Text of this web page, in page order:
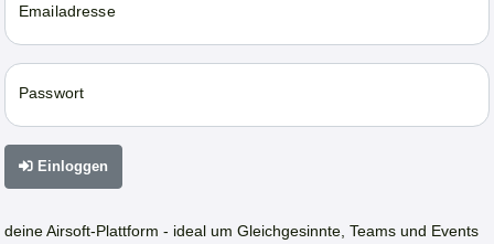
Emailadresse
Passwort
Einloggen
deine Airsoft-Plattform - ideal um Gleichgesinnte, Teams und Events